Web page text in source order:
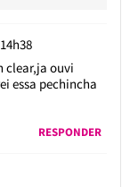
clear,ja ouvi
essa pechincha
RESPONDER